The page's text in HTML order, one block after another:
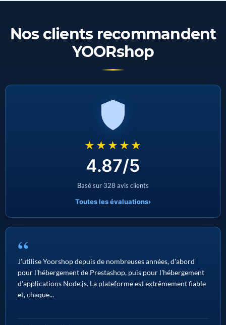
Nos clients recommandent
YOORshop
★★★★★
4.87/5
Basé sur 328 avis clients
Toutes les évaluations›
“
J'utilise Yoorshop depuis de nombreuses années, d'abord
pour l'hébergement de Prestashop, puis pour l'hébergement
d'applications Node.js. La plateforme est extrêmement fiable
et, chaque...